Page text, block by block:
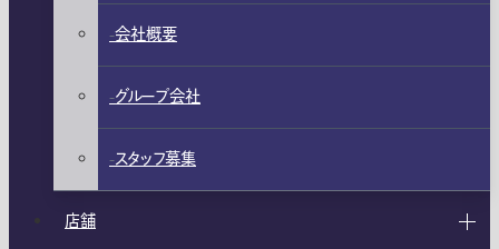
会社概要
グループ会社
スタッフ募集
店舗